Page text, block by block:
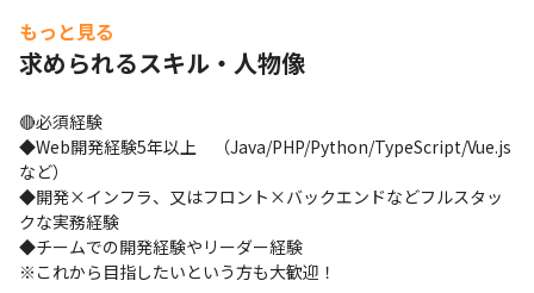
・工程：インフラ設計・構築、アプリ連携、運用設計、セキュリ
ティ対応、PM補佐
フロント：React、Vue.js、Next.js、TypeScript
バックエンド：Node.js、Java（Spring Boot）、Go、
Python（FastAPI）
インフラ：AWS（ECS, RDS, Lambda, VPC）、GCP、
Terraform、Docker
データベース：MySQL、PostgreSQL、MongoDB、DynamoDB
その他：GitHub Actions、Ansible、Prometheus、NewRelic
もっと見る
求められるスキル・人物像
🔴必須経験
◆Web開発経験5年以上　（Java/PHP/Python/TypeScript/Vue.js
など）
◆開発×インフラ、又はフロント×バックエンドなどフルスタッ
クな実務経験
◆チームでの開発経験やリーダー経験
※これから目指したいという方も大歓迎！